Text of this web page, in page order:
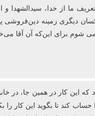
ما از خدا، سیدالشهدا و
دیگری زمینه دین‌فروشی
شوم برای اینکه آن آقا
این کار در همین جا، در
حساب کند تا بگوید این کار